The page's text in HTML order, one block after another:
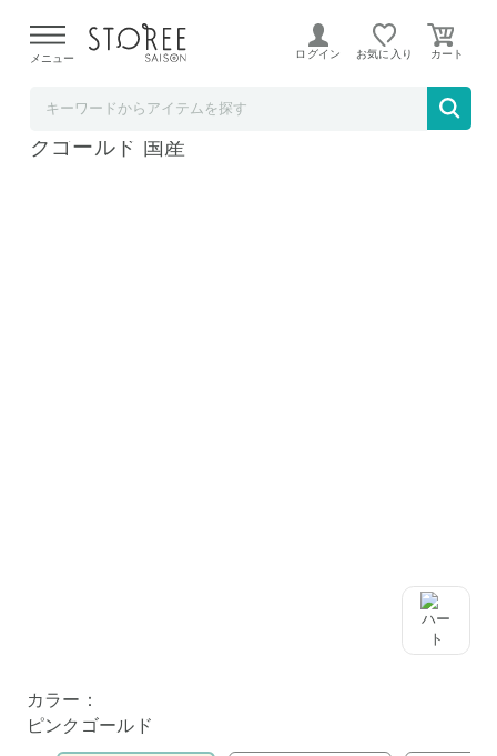
よる配送遅延が発生しております。
メニュー ログイン お気に入り
ナピュア スタイリングスタンドミラー ピン
クゴールド 国産
カラー：
ピンクゴールド